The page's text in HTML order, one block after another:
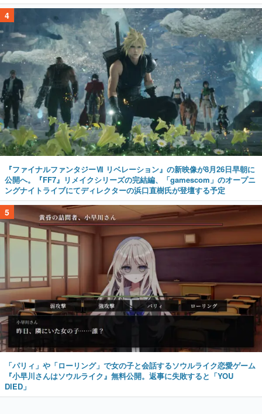
4
『ファイナルファンタジーⅦ リベレーション』の新映像が8月26日早朝に
公開へ。『FF7』リメイクシリーズの完結編、「gamescom」のオープニ
ングナイトライブにてディレクターの浜口直樹氏が登壇する予定
5
「パリィ」や「ローリング」で女の子と会話するソウルライク恋愛ゲーム
『小早川さんはソウルライク』無料公開。返事に失敗すると「YOU
DIED」